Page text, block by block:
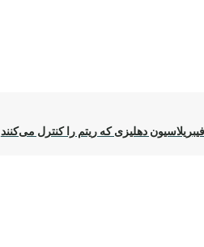
دهلیزی که ریتم را کنترل می‌کنند